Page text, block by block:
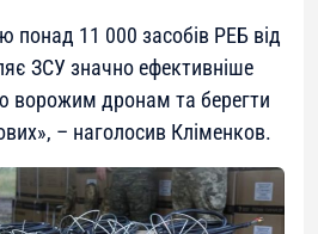
понад 11 000 засобів РЕБ від
ЗСУ значно ефективніше
ворожим дронам та берегти
– наголосив Кліменков.